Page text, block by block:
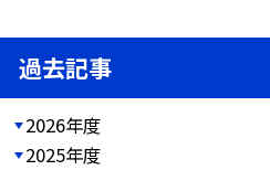
過去記事
2026年度
2025年度